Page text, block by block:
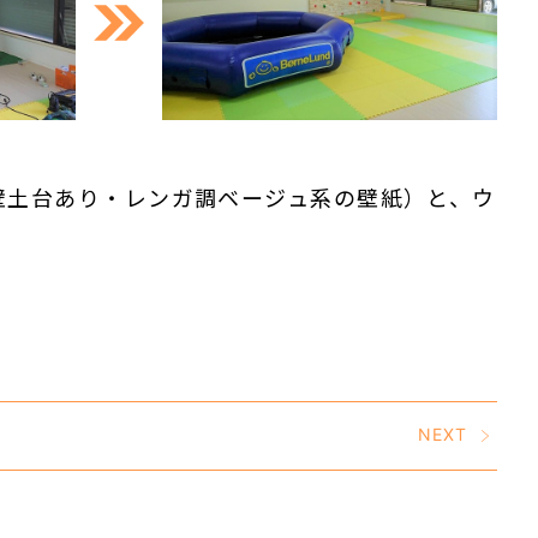
台あり・レンガ調ベージュ系の壁紙）と、ウ
NEXT